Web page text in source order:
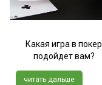
Какая игра в покер
подойдет вам?
читать дальше